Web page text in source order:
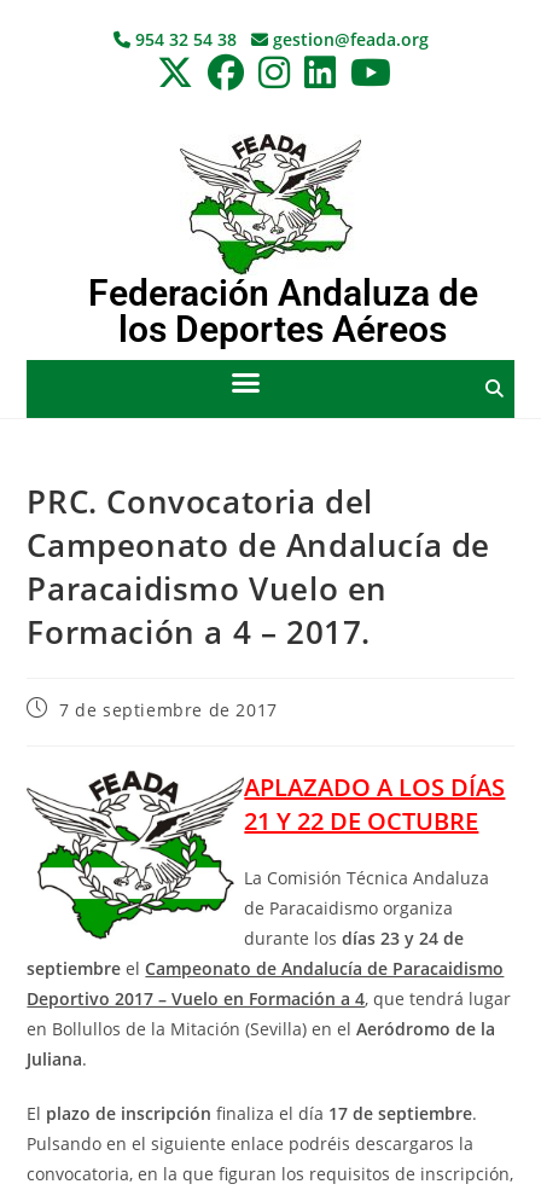
954 32 54 38 gestion@feada.org
Federación Andaluza de
los Deportes Aéreos
PRC. Convocatoria del
Campeonato de Andalucía de
Paracaidismo Vuelo en
Formación a 4 – 2017.
7 de septiembre de 2017
APLAZADO A LOS DÍAS
21 Y 22 DE OCTUBRE
La Comisión Técnica Andaluza
de Paracaidismo organiza
durante losdías 23 y 24 de
septiembre elCampeonato de Andalucía de Paracaidismo
Deportivo 2017 – Vuelo en Formación a 4, que tendrá lugar
en Bollullos de la Mitación (Sevilla) en elAeródromo de la
Juliana.
El plazo de inscripción finaliza el día 17 de septiembre.
Pulsando en elsiguiente enlace podréis descargaros la
convocatoria, en la que figuran los requisitos de inscripción,